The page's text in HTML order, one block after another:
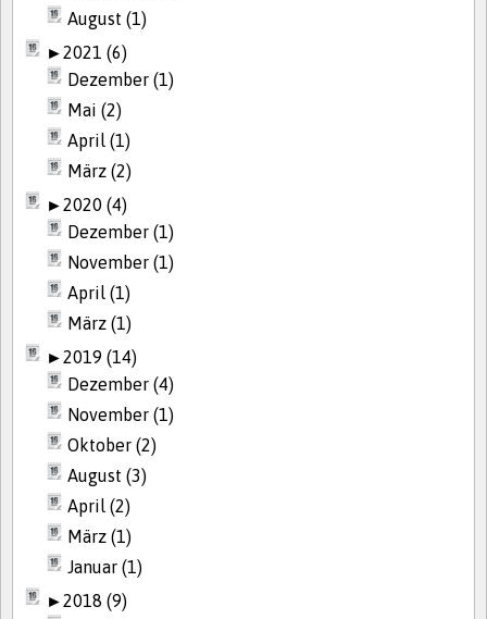
August (1)
►2021 (6)
Dezember (1)
Mai (2)
April (1)
März (2)
►2020 (4)
Dezember (1)
November (1)
April (1)
März (1)
►2019 (14)
Dezember (4)
November (1)
Oktober (2)
August (3)
April (2)
März (1)
Januar (1)
►2018 (9)